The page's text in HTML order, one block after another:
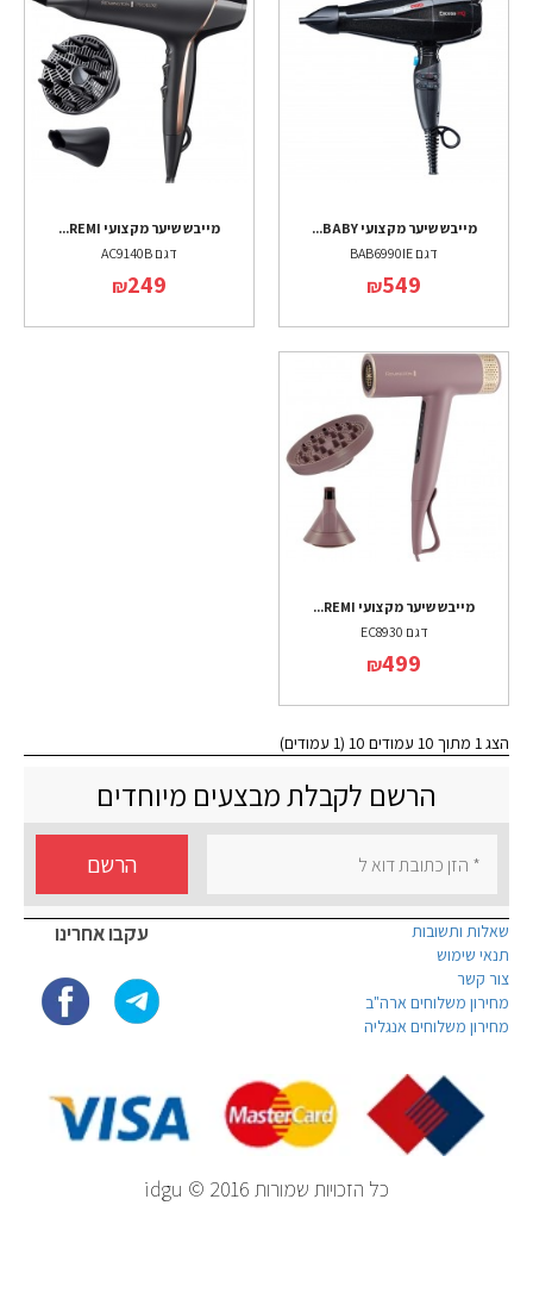
מייבש שיער מקצועי BABY...
דגם BAB6990IE
₪549
מייבש שיער מקצועי REMI...
דגם AC9140B
₪249
מייבש שיער מקצועי REMI...
דגם EC8930
₪499
הצג 1 מתוך 10 עמודים 10 (1 עמודים)
הרשם לקבלת מבצעים מיוחדים
הרשם
עקבו אחרינו
שאלות ותשובות
תנאי שימוש
צור קשר
מחירון משלוחים ארה"ב
מחירון משלוחים אנגליה
כל הזכויות שמורות idgu © 2016